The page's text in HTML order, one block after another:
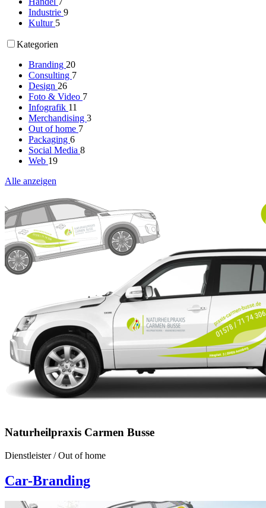
Industrie 9
Kultur 5
Kategorien
Branding 20
Consulting 7
Design 26
Foto & Video 7
Infografik 11
Merchandising 3
Out of home 7
Packaging 6
Social Media 8
Web 19
Alle anzeigen
Naturheilpraxis Carmen Busse
Dienstleister/Out of home
Car-Branding